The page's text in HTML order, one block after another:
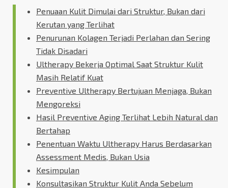
Penuaan Kulit Dimulai dari Struktur, Bukan dari
Kerutan yang Terlihat
Penurunan Kolagen Terjadi Perlahan dan Sering
Tidak Disadari
Ultherapy Bekerja Optimal Saat Struktur Kulit
Masih Relatif Kuat
Preventive Ultherapy Bertujuan Menjaga, Bukan
Mengoreksi
Hasil Preventive Aging Terlihat Lebih Natural dan
Bertahap
Penentuan Waktu Ultherapy Harus Berdasarkan
Assessment Medis, Bukan Usia
Kesimpulan
Konsultasikan Struktur Kulit Anda Sebelum